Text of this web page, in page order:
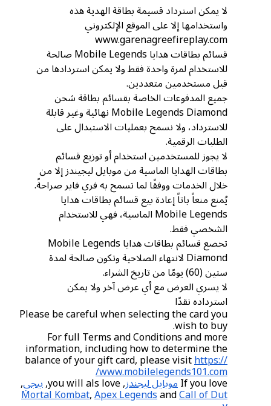
لا يمكن استرداد قسيمة بطاقة الهدية هذه
واستخدامها إلا على الموقع الإلكتروني
www.garenagreefireplay.com
قسائم بطاقات هدايا Mobile Legends صالحة
للاستخدام لمرة واحدة فقط ولا يمكن استردادها من
قبل مستخدمين متعددين.
جميع المدفوعات الخاصة بقسائم بطاقة شحن
Mobile Legends Diamond نهائية وغير قابلة
للاسترداد، ولا نسمح بعمليات الاستبدال على
الطلبات الرقمية.
لا يجوز للمستخدمين استخدام أو توزيع قسائم
بطاقات الهدايا الماسية من موبايل ليجيندز إلا من
خلال الخدمات ووفقًا لما تسمح به فري فاير صراحةً.
يُمنع منعاً باتاً إعادة بيع قسائم بطاقات هدايا
Mobile Legends الماسية، فهي للاستخدام
الشخصي فقط.
تخضع قسائم بطاقات هدايا Mobile Legends
Diamond لانتهاء الصلاحية وتكون صالحة لمدة
ستين (60) يومًا من تاريخ الشراء.
لا يسري العرض مع أي عرض آخر ولا يمكن
استرداده نقدًا
Please be careful when selecting the card you
wish to buy.
For full Terms and Conditions and more
information, including how to determine the
balance of your gift card, please visithttps://
www.mobilelegends101.com/
If you loveموبايل ليجندز, you will als love, ببجي,
Mortal Kombat,Apex LegendsandCall of Dut